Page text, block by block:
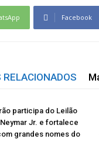
Facebook
RELACIONADOS
participa do Leilão
Jr. e fortalece
grandes nomes do